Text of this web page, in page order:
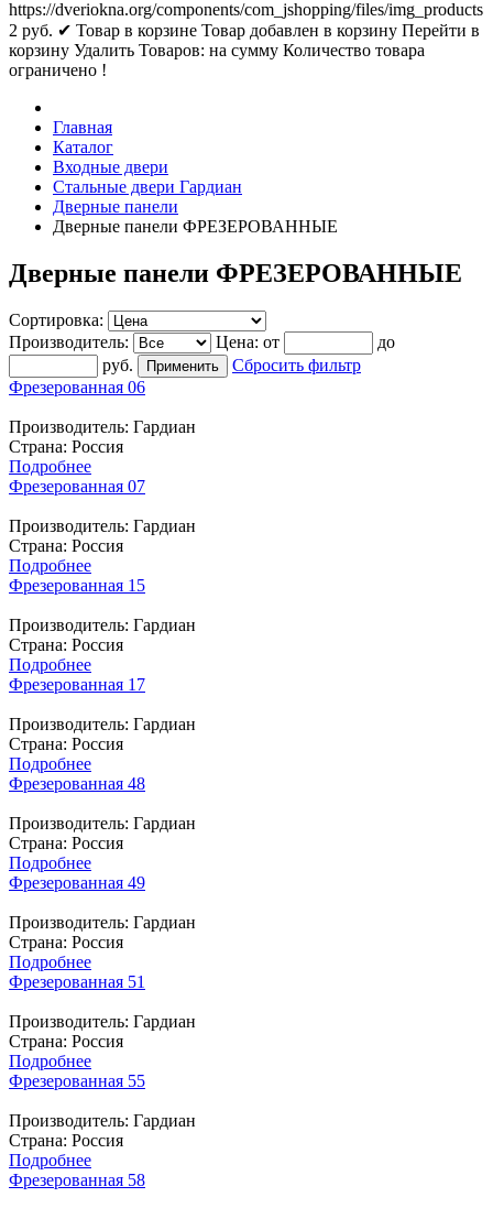
https://dveriokna.org/components/com_jshopping/files/img_products
2 руб. ✔ Товар в корзине Товар добавлен в корзину Перейти в
корзину Удалить Товаров: на сумму Количество товара
ограничено !
Главная
Каталог
Входные двери
Стальные двери Гардиан
Дверные панели
Дверные панели ФРЕЗЕРОВАННЫЕ
Дверные панели ФРЕЗЕРОВАННЫЕ
Сортировка:
Производитель:
Цена: от
до
руб.
Сбросить фильтр
Фрезерованная 06
Производитель: Гардиан
Страна: Россия
Подробнее
Фрезерованная 07
Производитель: Гардиан
Страна: Россия
Подробнее
Фрезерованная 15
Производитель: Гардиан
Страна: Россия
Подробнее
Фрезерованная 17
Производитель: Гардиан
Страна: Россия
Подробнее
Фрезерованная 48
Производитель: Гардиан
Страна: Россия
Подробнее
Фрезерованная 49
Производитель: Гардиан
Страна: Россия
Подробнее
Фрезерованная 51
Производитель: Гардиан
Страна: Россия
Подробнее
Фрезерованная 55
Производитель: Гардиан
Страна: Россия
Подробнее
Фрезерованная 58